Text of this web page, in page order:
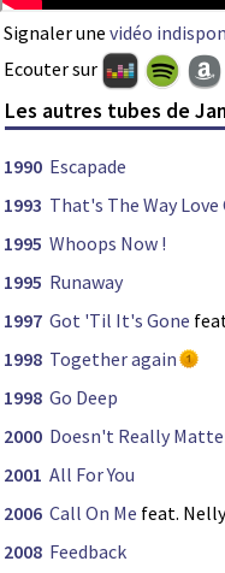
Signaler une vidéo
Ecouter sur
Les autres tubes de
1990 Escapade
1993 That's The Way Love
1995 Whoops Now !
1995 Runaway
1997 Got 'Til It's Gone
1998 Together again
1998 Go Deep
2000 Doesn't Really
2001 All For You
2006 Call On Me feat. Nelly
2008 Feedback